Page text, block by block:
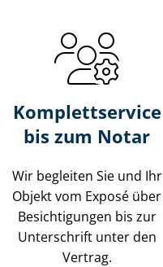
Komplettservice
bis zum Notar
Wir begleiten Sie und Ihr
Objekt vom Exposé über
Besichtigungen bis zur
Unterschrift unter den
Vertrag.